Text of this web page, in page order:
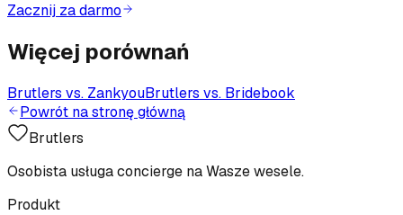
Zacznij za darmo
Więcej porównań
Brutlers vs. ZankyouBrutlers vs. Bridebook
Powrót na stronę główną
Brutlers
Osobista usługa concierge na Wasze wesele.
Produkt